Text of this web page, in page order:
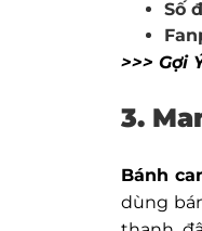
Số
>>> Gợi
3.
Bánh
dùng